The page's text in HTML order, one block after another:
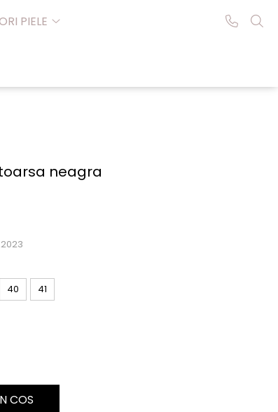
PIELE
neagra
40 41
COS